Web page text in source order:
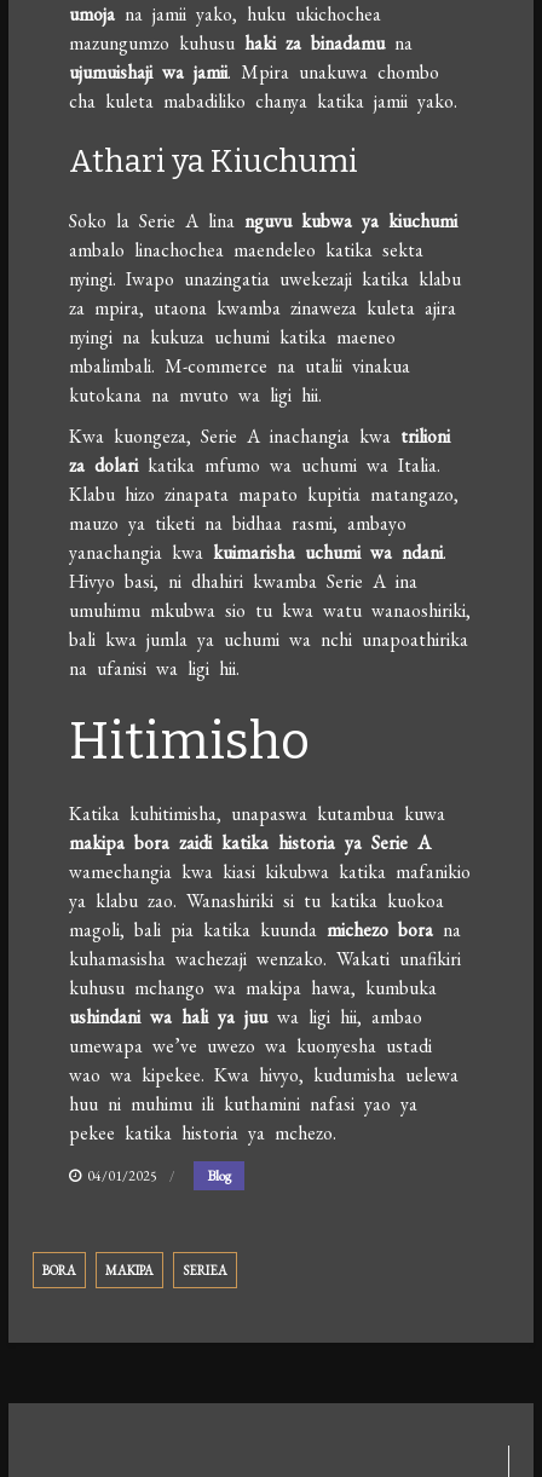
umoja na jamii yako, huku ukichochea
mazungumzo kuhusuhaki za binadamuna
ujumuishaji wa jamii. Mpira unakuwa chombo
cha kuleta mabadiliko chanya katika jamii yako.
Athari ya Kiuchumi
Soko la Serie A linanguvu kubwa ya kiuchumi
ambalo linachochea maendeleo katika sekta
nyingi. Iwapo unazingatia uwekezaji katika klabu
za mpira, utaona kwamba zinaweza kuleta ajira
nyingi na kukuza uchumi katika maeneo
mbalimbali. M-commerce na utalii vinakua
kutokana na mvuto wa ligi hii.
Kwa kuongeza, Serie A inachangia kwa trilioni
za dolarikatika mfumo wa uchumi wa Italia.
Klabu hizo zinapata mapato kupitia matangazo,
mauzo ya tiketi na bidhaa rasmi, ambayo
yanachangia kwakuimarisha uchumi wa ndani.
Hivyo basi, ni dhahiri kwamba Serie A ina
umuhimu mkubwa sio tu kwa watu wanaoshiriki,
bali kwa jumla ya uchumi wa nchi unapoathirika
na ufanisi wa ligi hii.
Hitimisho
Katika kuhitimisha, unapaswa kutambua kuwa
makipa bora zaidi katika historia ya Serie A
wamechangia kwa kiasi kikubwa katika mafanikio
ya klabu zao. Wanashiriki si tu katika kuokoa
magoli, bali pia katika kuundamichezo bora na
kuhamasisha wachezaji wenzako. Wakati unafikiri
kuhusu mchango wa makipa hawa, kumbuka
ushindani wa hali ya juuwa ligi hii, ambao
umewapa we’ve uwezo wa kuonyesha ustadi
wao wa kipekee. Kwa hivyo, kudumisha uelewa
huu ni muhimu ili kuthamini nafasi yao ya
pekee katika historia ya mchezo.
04/01/2025 Blog
BORA MAKIPA SERIEA